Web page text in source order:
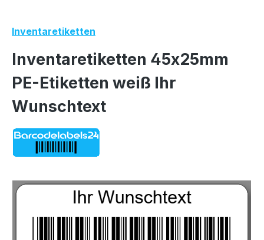
Inventaretiketten
Inventaretiketten 45x25mm
PE-Etiketten weiß Ihr
Wunschtext
Bildergalerie überspringen